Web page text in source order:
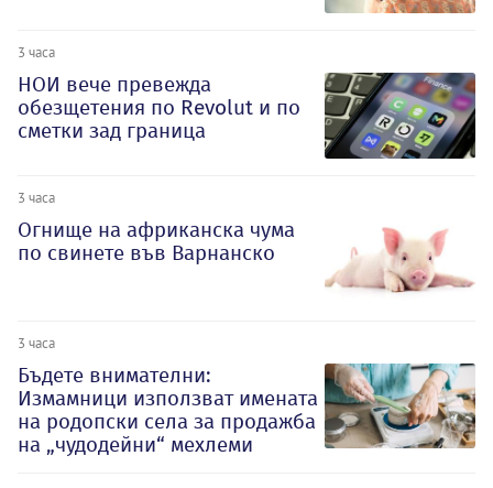
3 часа
НОИ вече превежда
обезщетения по Revolut и по
сметки зад граница
3 часа
Огнище на африканска чума
по свинете във Варнанско
3 часа
Бъдете внимателни:
Измамници използват имената
на родопски села за продажба
на „чудодейни“ мехлеми